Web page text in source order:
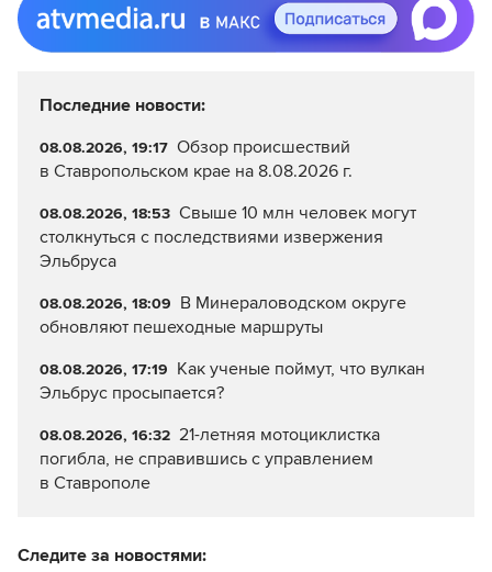
Последние новости:
08.08.2026, 19:17 Обзор происшествий
в Ставропольском крае на 8.08.2026 г.
08.08.2026, 18:53 Свыше 10 млн человек могут
столкнуться с последствиями извержения
Эльбруса
08.08.2026, 18:09 В Минераловодском округе
обновляют пешеходные маршруты
08.08.2026, 17:19 Как ученые поймут, что вулкан
Эльбрус просыпается?
08.08.2026, 16:32 21-летняя мотоциклистка
погибла, не справившись с управлением
в Ставрополе
Следите за новостями: